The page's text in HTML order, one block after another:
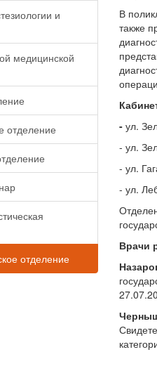
и
медицинской
отделение
отделение
В
также
- ул.
- ул.
- ул.
- ул.
Врачи